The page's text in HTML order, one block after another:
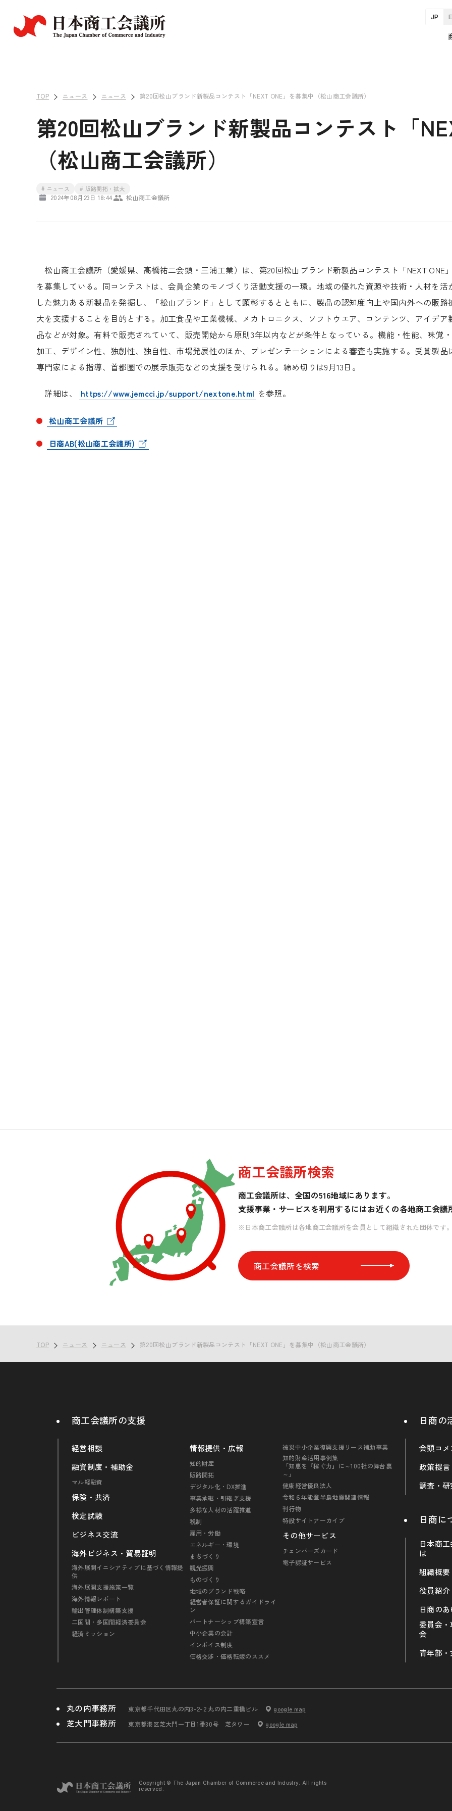
JP
TOP ニュース ニュース 第20回松山ブランド新製品コンテスト「NEXT ONE」を募集中（松山商工会議所）
第20回松山ブランド新製品コンテスト「
（松山商工会議所）
# ニュース # 販路開拓・拡大
2024年08月23日 18:44 松山商工会議所
松山商工会議所（愛媛県、髙橋祐二会頭・三浦工業）は、第20回松山ブランド新製品コンテスト「NEXT ONE」
を募集している。同コンテストは、会員企業のモノづくり活動支援の一環。地域の優れた資源や技術・人材を活
した魅力ある新製品を発掘し、「松山ブランド」として顕彰するとともに、製品の認知度向上や国内外への販路
大を支援することを目的とする。加工食品や工業機械、メカトロニクス、ソフトウエア、コンテンツ、アイデア
品などが対象。有料で販売されていて、販売開始から原則3年以内などが条件となっている。機能・性能、味覚・
加工、デザイン性、独創性、独自性、市場発展性のほか、プレゼンテーションによる審査も実施する。受賞製品
専門家による指導、首都圏での展示販売などの支援を受けられる。締め切りは9月13日。
詳細は、 https://www.jemcci.jp/support/nextone.html を参照。
松山商工会議所
日商AB(松山商工会議所)
商工会議所検索
商工会議所は、全国の516地域にあります。
支援事業・サービスを利用するにはお近くの各地商工会議
※日本商工会議所は各地商工会議所を会員として組織された団体です。
商工会議所を検索
TOP ニュース ニュース 第20回松山ブランド新製品コンテスト「NEXT ONE」を募集中（松山商工会議所）
商工会議所の支援
経営相談
融資制度・補助金
マル経融資
保険・共済
検定試験
ビジネス交流
海外ビジネス・貿易証明
海外展開イニシアティブに基づく情報提
供
海外展開支援施策一覧
海外情報レポート
輸出管理体制構築支援
二国間・多国間経済委員会
経済ミッション
情報提供・広報
知的財産
販路開拓
デジタル化・DX推進
事業承継・引継ぎ支援
多様な人材の活躍推進
税制
雇用・労働
エネルギー・環境
まちづくり
観光振興
ものづくり
地域のブランド戦略
経営者保証に関するガイドライ
ン
パートナーシップ構築宣言
中小企業の会計
インボイス制度
価格交渉・価格転嫁のススメ
被災中小企業復興支援リース補助事業
知的財産活用事例集
「知恵を『稼ぐ力』に～100社の舞台裏
～」
健康経営優良法人
令和６年能登半島地震関連情報
刊行物
特設サイトアーカイブ
その他サービス
チェンバーズカード
電子認証サービス
日商の
会頭コメ
政策提言
調査・研
日商に
日本商
は
組織概要
役員紹介
日商の
委員会・
会
青年部
丸の内事務所 東京都千代田区丸の内3-2-2 丸の内二重橋ビル google map
芝大門事務所 東京都港区芝大門一丁目1番30号 芝タワー google map
Copyright © The Japan Chamber of Commerce and Industry. All rights
reserved.